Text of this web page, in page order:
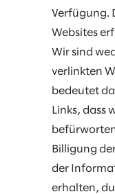
Verfügung.
Websites
Wir sind
verlinkten
bedeutet
Links, dass
Billigung
der
erhalten,